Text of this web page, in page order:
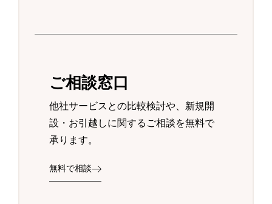
ご相談窓口
他社サービスとの比較検討や、新規開
設・お引越しに関するご相談を無料で
承ります。
無料で相談